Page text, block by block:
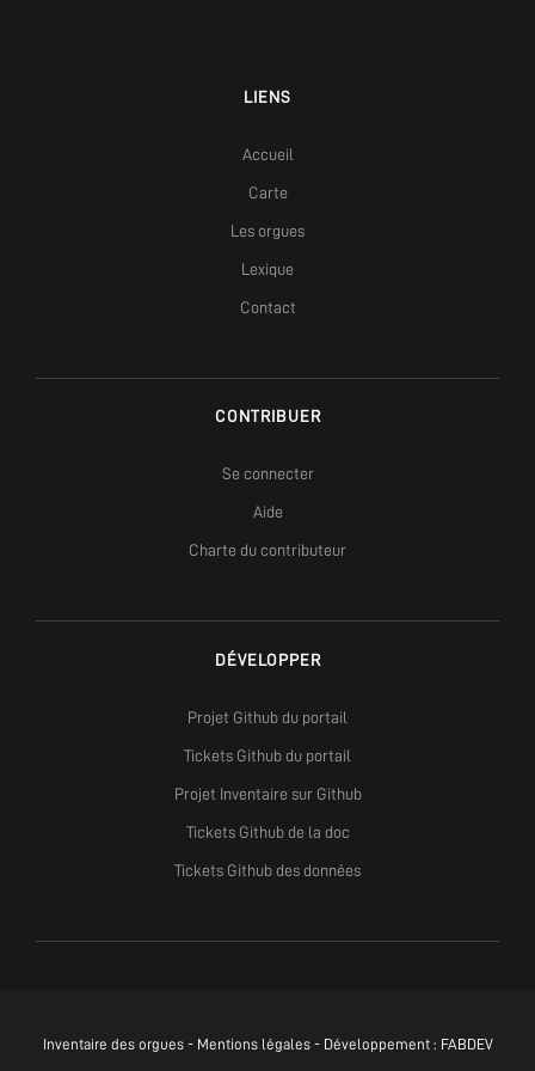
LIENS
Accueil
Carte
Les orgues
Lexique
Contact
CONTRIBUER
Se connecter
Aide
Charte du contributeur
DÉVELOPPER
Projet Github du portail
Tickets Github du portail
Projet Inventaire sur Github
Tickets Github de la doc
Tickets Github des données
Inventaire des orgues - Mentions légales- Développement : FABDEV